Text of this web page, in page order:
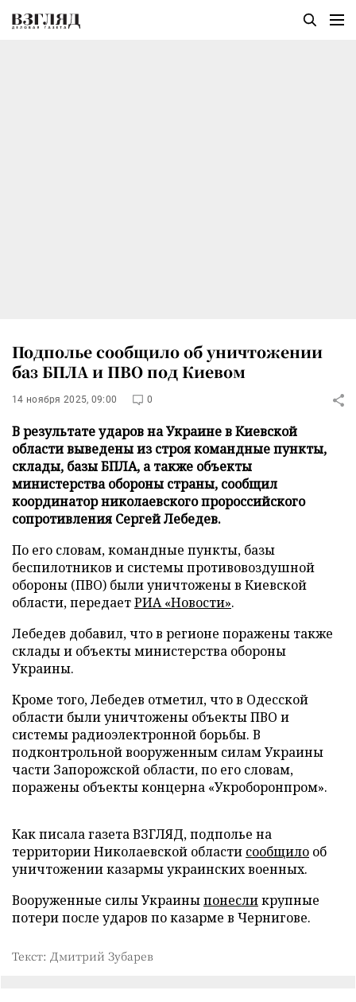
Подполье сообщило об уничтожении
баз БПЛА и ПВО под Киевом
14 ноября 2025, 09:00 0
В результате ударов на Украине в Киевской
области выведены из строя командные пункты,
склады, базы БПЛА, а также объекты
министерства обороны страны, сообщил
координатор николаевского пророссийского
сопротивления Сергей Лебедев.
По его словам, командные пункты, базы
беспилотников и системы противовоздушной
обороны (ПВО) были уничтожены в Киевской
области, передаетРИА «Новости».
Лебедев добавил, что в регионе поражены также
склады и объекты министерства обороны
Украины.
Кроме того, Лебедев отметил, что в Одесской
области были уничтожены объекты ПВО и
системы радиоэлектронной борьбы. В
подконтрольной вооруженным силам Украины
части Запорожской области, по его словам,
поражены объекты концерна «Укроборонпром».
Как писала газета ВЗГЛЯД, подполье на
территории Николаевской области сообщило об
уничтожении казармы украинских военных.
Вооруженные силы Украиныпонесликрупные
потери после ударов по казарме в Чернигове.
Текст: Дмитрий Зубарев